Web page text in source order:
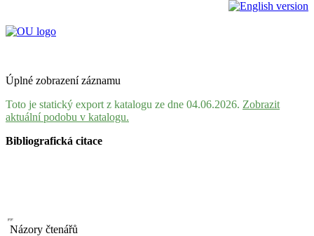
Úplné zobrazení záznamu
Toto je statický export z katalogu ze dne 04.06.2026. Zobrazit
aktuální podobu v katalogu.
Bibliografická citace
Názory čtenářů